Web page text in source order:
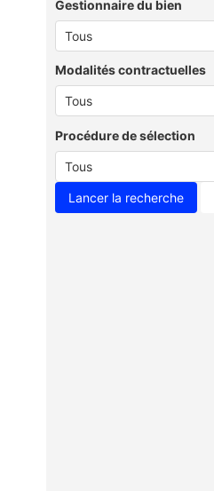
Gestionnaire du bien
Modalités contractuelles
Procédure de sélection